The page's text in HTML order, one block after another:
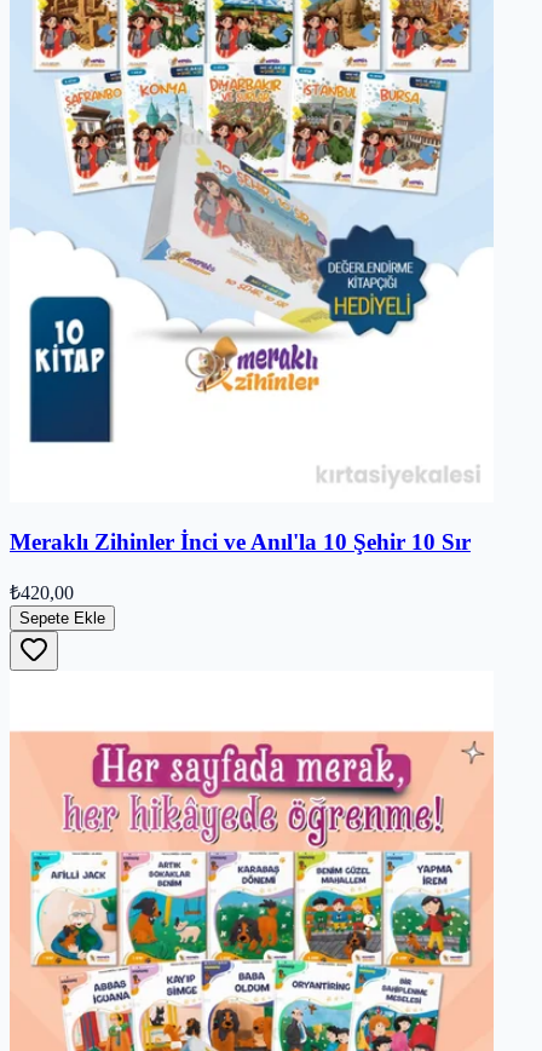
Meraklı Zihinler İnci ve Anıl'la 10 Şehir 10 Sır
₺420,00
Sepete Ekle